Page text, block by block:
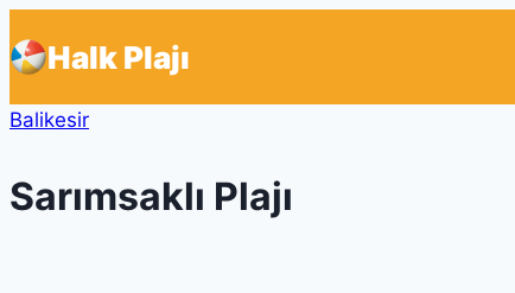
to
Halk Plajı
Balikesir
Sarımsaklı Plajı